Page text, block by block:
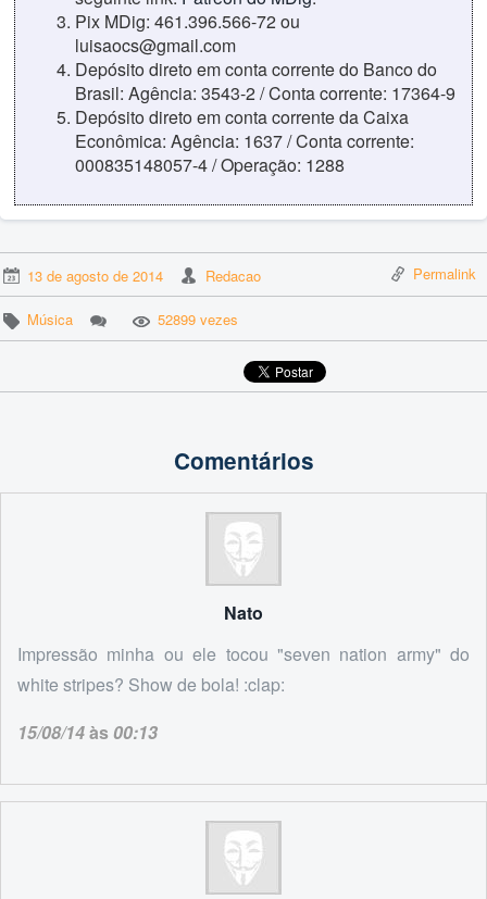
Pix MDig: 461.396.566-72 ou
luisaocs@gmail.com
Depósito direto em conta corrente do Banco do
Brasil: Agência: 3543-2 / Conta corrente: 17364-9
Depósito direto em conta corrente da Caixa
Econômica: Agência: 1637 / Conta corrente:
000835148057-4 / Operação: 1288
13 de agosto de 2014 Redacao Permalink
Música 52899 vezes
Comentários
Nato
Impressão minha ou ele tocou "seven nation army" do
white stripes? Show de bola! :clap:
15/08/14às00:13